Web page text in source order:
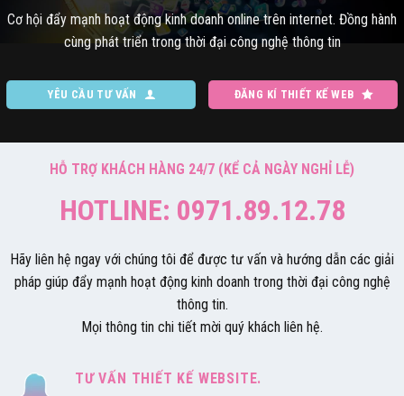
Cơ hội đẩy mạnh hoạt động kinh doanh online trên internet. Đồng hành
cùng phát triển trong thời đại công nghệ thông tin
YÊU CẦU TƯ VẤN ĐĂNG KÍ THIẾT KẾ WEB
HỖ TRỢ KHÁCH HÀNG 24/7 (KỂ CẢ NGÀY NGHỈ LỄ)
HOTLINE: 0971.89.12.78
Hãy liên hệ ngay với chúng tôi để được tư vấn và hướng dẫn các giải
pháp giúp đẩy mạnh hoạt động kinh doanh trong thời đại công nghệ
thông tin.
Mọi thông tin chi tiết mời quý khách liên hệ.
TƯ VẤN THIẾT KẾ WEBSITE.